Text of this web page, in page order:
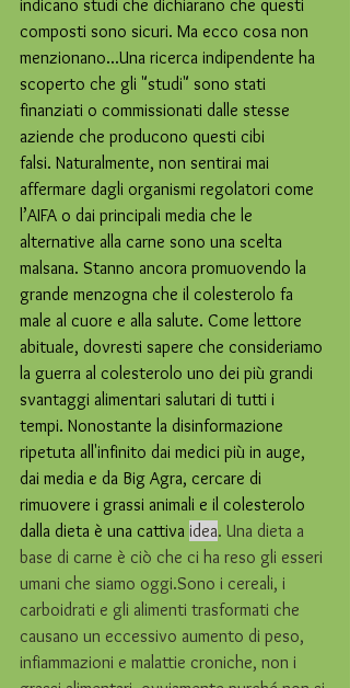
indicano studi che dichiarano che questi
composti sono sicuri. Ma ecco cosa non
menzionano...Una ricerca indipendente ha
scoperto che gli "studi" sono stati
finanziati o commissionati dalle stesse
aziende che producono questi cibi
falsi. Naturalmente, non sentirai mai
affermare dagli organismi regolatori come
l’AIFA o dai principali media che le
alternative alla carne sono una scelta
malsana. Stanno ancora promuovendo la
grande menzogna che il colesterolo fa
male al cuore e alla salute. Come lettore
abituale, dovresti sapere che consideriamo
la guerra al colesterolo uno dei più grandi
svantaggi alimentari salutari di tutti i
tempi. Nonostante la disinformazione
ripetuta all'infinito dai medici più in auge,
dai media e da Big Agra, cercare di
rimuovere i grassi animali e il colesterolo
dalla dieta è una cattiva idea. Una dieta a
base di carne è ciò che ci ha reso gli esseri
umani che siamo oggi.Sono i cereali, i
carboidrati e gli alimenti trasformati che
causano un eccessivo aumento di peso,
infiammazioni e malattie croniche, non i